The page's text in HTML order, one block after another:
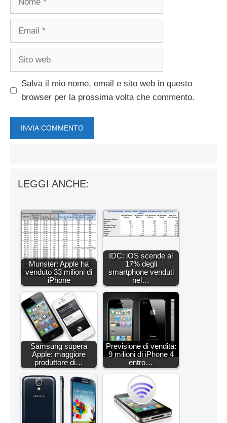
Email
Sito
Salva il mio nome, email e sito web in questo
browser per la prossima volta che commento.
LEGGI ANCHE:
Munster: Apple ha
venduto 33 milioni di
iPhone
IDC: iOS scende al
17% degli
smartphone venduti
nel…
Samsung supera
Apple: maggiore
produttore di…
Previsione di vendita:
9 milioni di iPhone 4
entro…